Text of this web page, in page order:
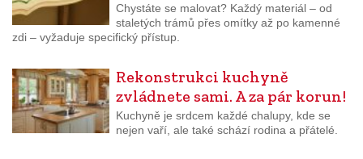
Chystáte se malovat? Každý materiál – od
staletých trámů přes omítky až po kamenné
zdi – vyžaduje specifický přístup.
Rekonstrukci kuchyně
zvládnete sami. A za pár korun!
Kuchyně je srdcem každé chalupy, kde se
nejen vaří, ale také schází rodina a přátelé.